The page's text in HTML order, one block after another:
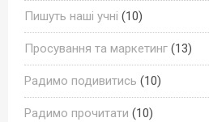
Пишуть наші учні (10)
Просування та маркетинг (13)
Радимо подивитись (10)
Радимо прочитати (10)